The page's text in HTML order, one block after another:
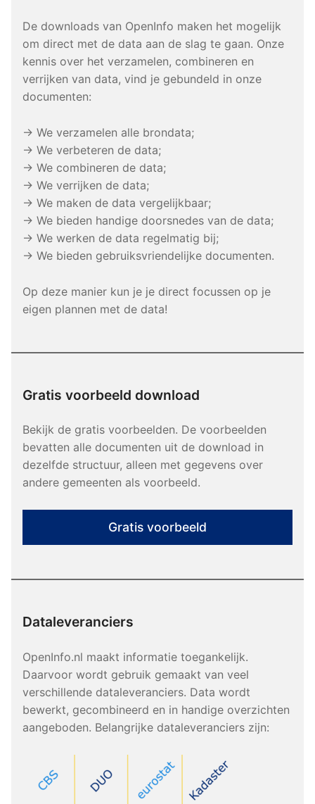
De downloads van OpenInfo maken het mogelijk
om direct met de data aan de slag te gaan. Onze
kennis over het verzamelen, combineren en
verrijken van data, vind je gebundeld in onze
documenten:
→ We verzamelen alle brondata;
→ We verbeteren de data;
→ We combineren de data;
→ We verrijken de data;
→ We maken de data vergelijkbaar;
→ We bieden handige doorsnedes van de data;
→ We werken de data regelmatig bij;
→ We bieden gebruiksvriendelijke documenten.
Op deze manier kun je je direct focussen op je
eigen plannen met de data!
Gratis voorbeeld download
Bekijk de gratis voorbeelden. De voorbeelden
bevatten alle documenten uit de download in
dezelfde structuur, alleen met gegevens over
andere gemeenten als voorbeeld.
Gratis voorbeeld
Dataleveranciers
OpenInfo.nl maakt informatie toegankelijk.
Daarvoor wordt gebruik gemaakt van veel
verschillende dataleveranciers. Data wordt
bewerkt, gecombineerd en in handige overzichten
aangeboden. Belangrijke dataleveranciers zijn: